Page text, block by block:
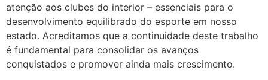
atenção aos clubes do interior – essenciais para o
desenvolvimento equilibrado do esporte em nosso
estado. Acreditamos que a continuidade deste trabalho
é fundamental para consolidar os avanços
conquistados e promover ainda mais crescimento.